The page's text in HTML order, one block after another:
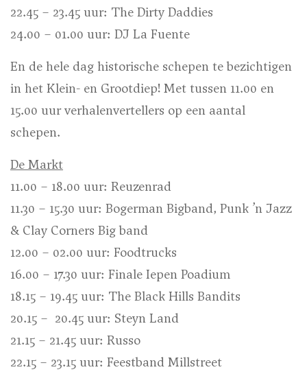
22.45 – 23.45 uur: The Dirty Daddies
24.00 – 01.00 uur: DJ La Fuente
En de hele dag historische schepen te bezichtigen
in het Klein- en Grootdiep! Met tussen 11.00 en
15.00 uur verhalenvertellers op een aantal
schepen.
De Markt
11.00 – 18.00 uur: Reuzenrad
11.30 – 15.30 uur: Bogerman Bigband, Punk ’n Jazz
& Clay Corners Big band
12.00 – 02.00 uur: Foodtrucks
16.00 – 17.30 uur: Finale Iepen Poadium
18.15 – 19.45 uur: The Black Hills Bandits
20.15 – 20.45 uur: Steyn Land
21.15 – 21.45 uur: Russo
22.15 – 23.15 uur: Feestband Millstreet